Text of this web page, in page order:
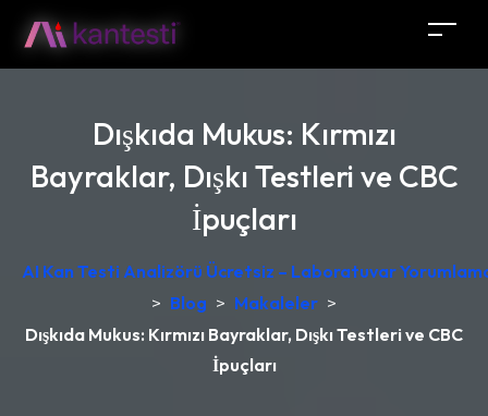
Dışkıda Mukus: Kırmızı
Bayraklar, Dışkı Testleri ve CBC
İpuçları
AI Kan Testi Analizörü Ücretsiz – Laboratuvar
> Blog > Makaleler >
Dışkıda Mukus: Kırmızı Bayraklar, Dışkı Testleri ve CBC
İpuçları